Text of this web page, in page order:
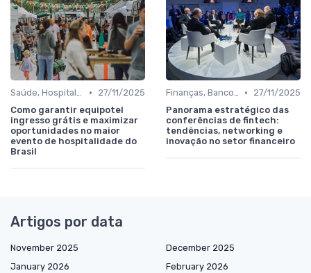
Saúde, Hospitalar, Farmacêutico e Biotecnologia •
27/11/2025
Como garantir equipotel
ingresso grátis e maximizar
oportunidades no maior
evento de hospitalidade do
Brasil
Finanças, Bancos, Seguros e Fintechs •
27/11/2025
Panorama estratégico das
conferências de fintech:
tendências, networking e
inovação no setor financeiro
Artigos por data
November 2025
December 2025
January 2026
February 2026